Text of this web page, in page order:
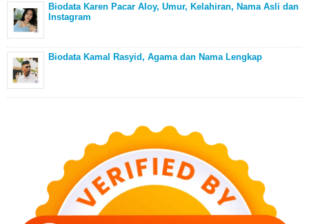
Biodata Karen Pacar Aloy, Umur, Kelahiran, Nama Asli dan
Instagram
Biodata Kamal Rasyid, Agama dan Nama Lengkap